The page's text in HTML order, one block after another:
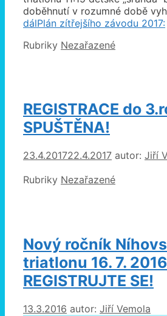
doběhnutí v rozumné době
dálPlán zítřejšího závodu 2017:
Rubriky Nezařazené
REGISTRACE do
SPUŠTĚNA!
23.4.201722.4.2017 autor: Jiří
Rubriky Nezařazené
Nový ročník
triatlonu 16. 7.
REGISTRUJTE SE!
13.3.2016 autor: Jiří Vemola